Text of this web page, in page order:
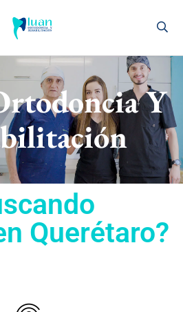
Y
Querétaro?